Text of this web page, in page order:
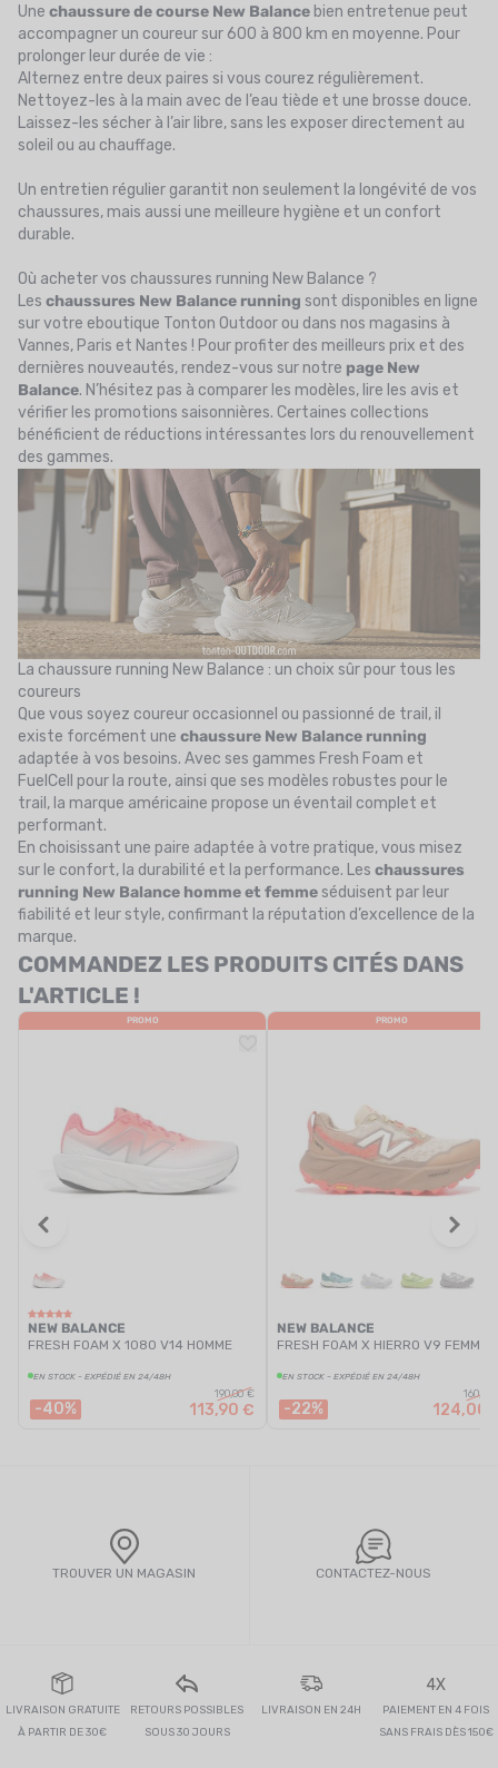
Une chaussure de course New Balance bien entretenue peut
accompagner un coureur sur 600 à 800 km en moyenne. Pour
prolonger leur durée de vie :
Alternez entre deux paires si vous courez régulièrement.
Nettoyez-les à la main avec de l’eau tiède et une brosse douce.
Laissez-les sécher à l’air libre, sans les exposer directement au
soleil ou au chauffage.
Un entretien régulier garantit non seulement la longévité de vos
chaussures, mais aussi une meilleure hygiène et un confort
durable.
Où acheter vos chaussures running New Balance ?
Les chaussures New Balance running sont disponibles en ligne
sur votre eboutique Tonton Outdoor ou dans nos magasins à
Vannes, Paris et Nantes ! Pour profiter des meilleurs prix et des
dernières nouveautés, rendez-vous sur notre page New
Balance. N’hésitez pas à comparer les modèles, lire les avis et
vérifier les promotions saisonnières. Certaines collections
bénéficient de réductions intéressantes lors du renouvellement
des gammes.
La chaussure running New Balance : un choix sûr pour tous les
coureurs
Que vous soyez coureur occasionnel ou passionné de trail, il
existe forcément une chaussure New Balance running
adaptée à vos besoins. Avec ses gammes Fresh Foam et
FuelCell pour la route, ainsi que ses modèles robustes pour le
trail, la marque américaine propose un éventail complet et
performant.
En choisissant une paire adaptée à votre pratique, vous misez
sur le confort, la durabilité et la performance. Les chaussures
running New Balance homme et femmeséduisent par leur
fiabilité et leur style, confirmant la réputation d’excellence de la
marque.
COMMANDEZ LES PRODUITS CITÉS DANS
L'ARTICLE !
PROMO
NEW BALANCE
FRESH FOAM X 1080 V14 HOMME
EN STOCK - EXPÉDIÉ EN 24/48H
-40%
190,00 €
113,90 €
PROMO
NEW BALANCE
FRESH FOAM X HIERRO V9 FEMME
EN STOCK - EXPÉDIÉ EN 24/48H
-22%
160,00
124,00
TROUVER UN MAGASIN CONTACTEZ-NOUS
LIVRAISON GRATUITE
À PARTIR DE 30€
RETOURS POSSIBLES
SOUS 30 JOURS
LIVRAISON EN 24H
4X
PAIEMENT EN 4 FOIS
SANS FRAIS DÈS 150€